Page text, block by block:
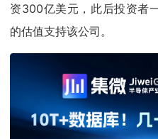
资300亿美元，此后投资者
的估值支持该公司。